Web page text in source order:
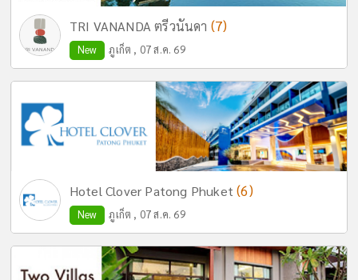
TRI VANANDA ตรีวนันดา (7)
New ภูเก็ต , 07 ส.ค. 69
Hotel Clover Patong Phuket(6)
New ภูเก็ต , 07 ส.ค. 69